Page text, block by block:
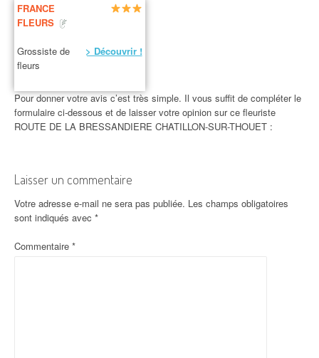
FRANCE
FLEURS
Grossiste de
fleurs
> Découvrir !
Pour donner votre avis c’est très simple. Il vous suffit de compléter le
formulaire ci-dessous et de laisser votre opinion sur ce fleuriste
ROUTE DE LA BRESSANDIERE CHATILLON-SUR-THOUET :
Laisser un commentaire
Votre adresse e-mail ne sera pas publiée. Les champs obligatoires
sont indiqués avec *
Commentaire *